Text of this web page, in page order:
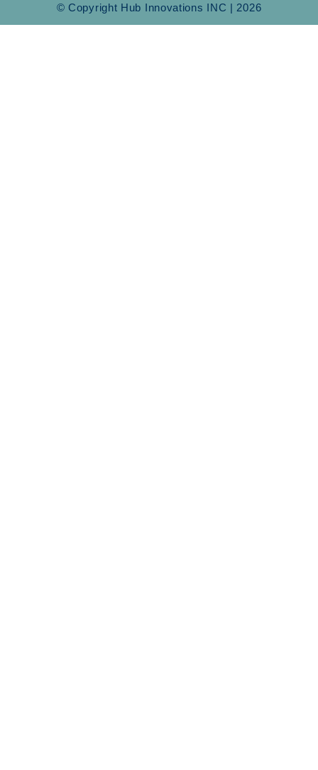
© Copyright Hub Innovations INC | 2026